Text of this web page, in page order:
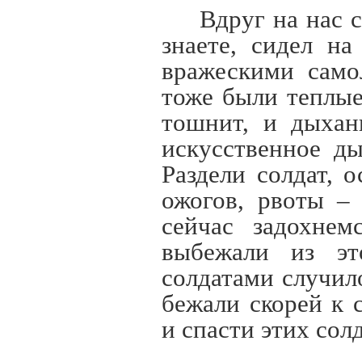
Вдруг на нас
знаете, сидел
вражескими
тоже были
тошнит, и
искусственное
Раздели солдат,
ожогов, рвоты –
сейчас
выбежали из
солдатами
бежали скорей к
и спасти этих